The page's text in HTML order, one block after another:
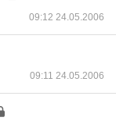
09:12 24.05.2006
09:11 24.05.2006